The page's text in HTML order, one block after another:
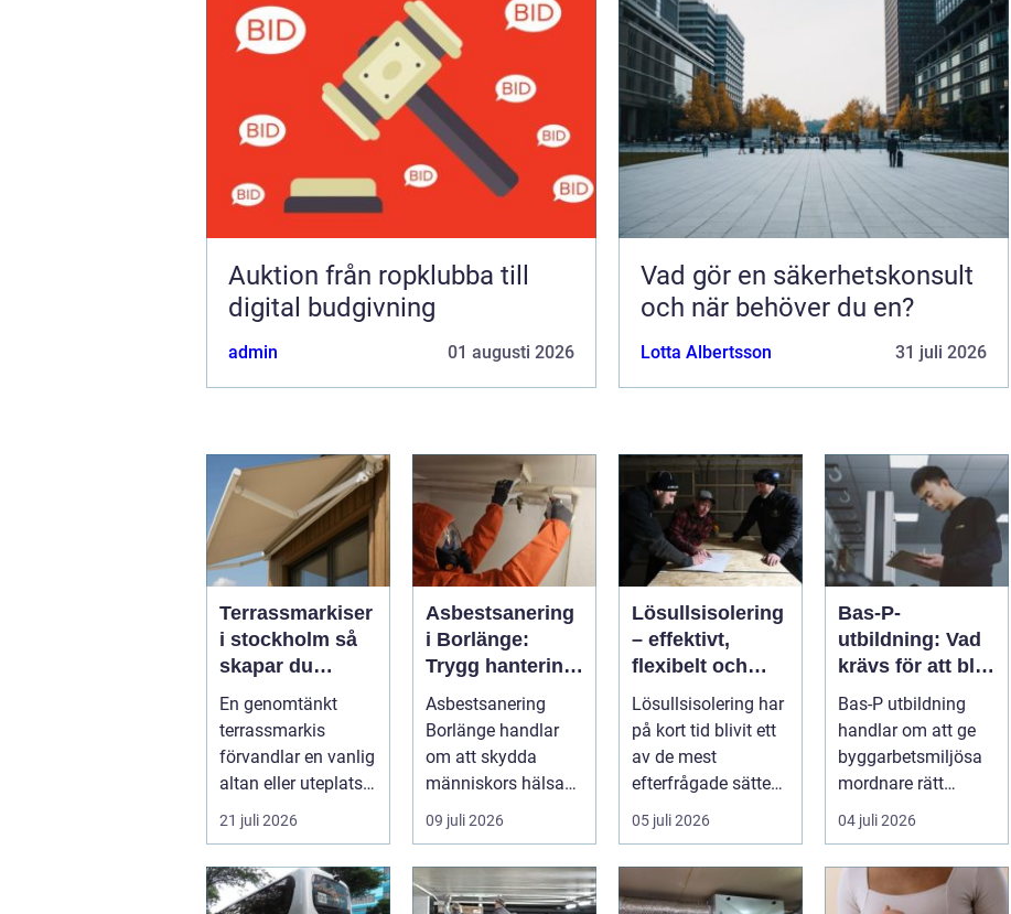
Auktion från ropklubba till
digital budgivning
admin 01 augusti 2026
Vad gör en säkerhetskonsult
och när behöver du en?
Lotta Albertsson 31 juli 2026
Terrassmarkiser
i stockholm så
skapar du
skugga, stil och
komfort på
uteplatsen
En genomtänkt
terrassmarkis
förvandlar en vanlig
altan eller uteplats
till ett extra rum
under somma...
21 juli 2026
Asbestsanering
i Borlänge:
Trygg hantering
av farliga fibrer
Asbestsanering
Borlänge handlar
om att skydda
människors hälsa
och skapa säkra
m...
09 juli 2026
Lösullsisolering
– effektivt,
flexibelt och
klimatsmart
Lösullsisolering har
på kort tid blivit ett
av de mest
efterfrågade sätten
att...
05 juli 2026
Bas-P-
utbildning: Vad
krävs för att bli
byggarbetsmiljö
samordnare?
Bas-P utbildning
handlar om att ge
byggarbetsmiljösa
mordnare rätt
kunskap för att
pla...
04 juli 2026